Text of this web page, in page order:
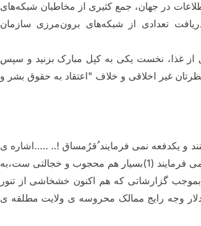
در جهان، جمع کثیری از مخاطبان شبکه‌های
صداوسیمای جمهوری اسلامی ایران از امروز دوشنبه 24 مهر 1391 از دریافت تعدادی از شبکه‌های برون‌مرزی سازمان
از غذا، نخست یکی به کپل مبارک بزنید و سپس
غیر اخلاقی و خلاف "اعتقاد به حقوق بشر و
و یکدفعه نمی فرمایند ُقرُمساق !.. …..اشاره ی
بی ادبانه ی فدوی،که تازه در سنجش با ادبیاتی که بلند پا یگان حکومت اسلامی،استعمال می فرمایند (1)بسیار هم محجوب و خجالتی ست،به
گزارشاتی که هم اکنون خشخاشی از تنور
که هر دلار وجه رایج ممالک محروسه ی ولایت مطلقه ی